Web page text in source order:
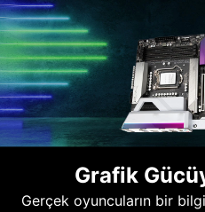
Grafik
Gerçek oyuncuların bir